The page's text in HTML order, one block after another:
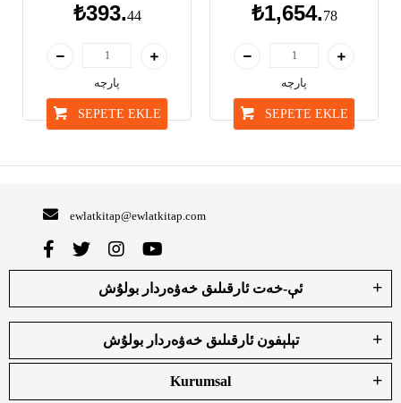
₺393.44
پارچە
SEPETE EKLE
₺1,654.78
پارچە
SEPETE EKLE
ewlatkitap@ewlatkitap.com
ئې-خەت ئارقىلىق خەۋەردار بولۇش
تېلېفون ئارقىلىق خەۋەردار بولۇش
Kurumsal